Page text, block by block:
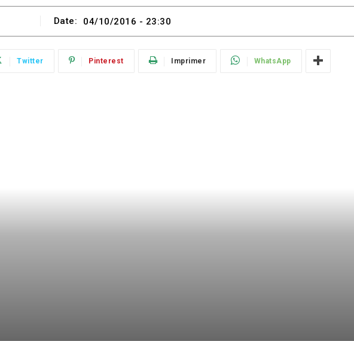
Date: 04/10/2016 - 23:30
Twitter Pinterest Imprimer WhatsApp